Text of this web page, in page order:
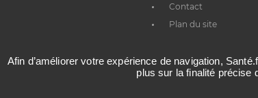
Contact
Plan du site
Afin d’améliorer votre expérience de navigation,
plus sur la finalité précise